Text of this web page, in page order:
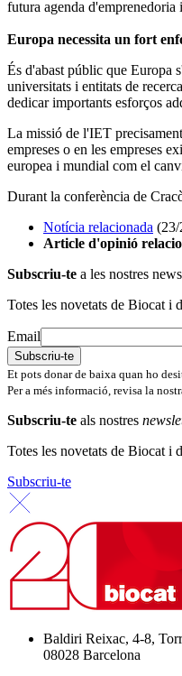
futura agenda
Europa necessita un fort
És d'abast públic que Europa
universitats i entitats de
dedicar importants esforços
La missió de l'IET
empreses o en les empreses
europea i mundial com el
Durant la conferència de
Notícia relacionada (23/
Article d'opinió
Subscriu-te a les nostres
Totes les novetats de Biocat i
Email
Et pots donar de baixa quan ho
Per a més informació, revisa la
Subscriu-te als nostres
Totes les novetats de Biocat i
Subscriu-te
Baldiri Reixac, 4-8,
08028 Barcelona